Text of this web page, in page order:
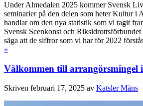
Under Almedalen 2025 kommer Svensk
seminarier på den delen som heter Kultur i
handlar om den nya statistik som vi tagit
Svensk Scenkonst och
säga att de siffror som vi har för 2022
»
Välkommen till arrangörsmingel
Skriven februari 17, 2025 av Katsler Måns